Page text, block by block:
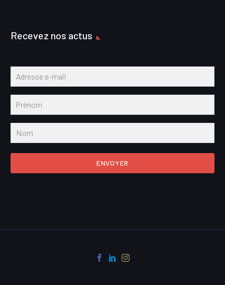
Recevez nos actus
ENVOYER